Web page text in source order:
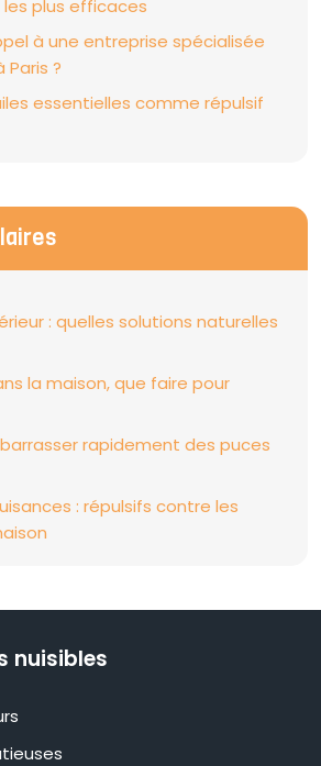
plus efficaces
à une entreprise spécialisée
?
essentielles comme répulsif
: quelles solutions naturelles
la maison, que faire pour
rapidement des puces
: répulsifs contre les
nuisibles